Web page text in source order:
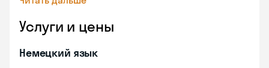
Услуги и цены
Немецкий язык